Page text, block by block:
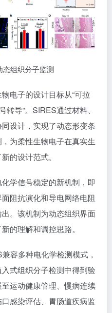
组织分子监测
电子的设计目标从“可拉
转导”。SIRES通过材料、
设计，实现了动态形变条
为柔性生物电子在真实生
的设计范式。
学信号稳定的新机制，即
阻抗演化和导电网络电阻
。该机制为动态组织界面
的理解和调控思路。
容多种电化学检测模式，
式组织分子检测中得到验
运动健康管理、慢病连续
感染评估、胃肠道疾病监